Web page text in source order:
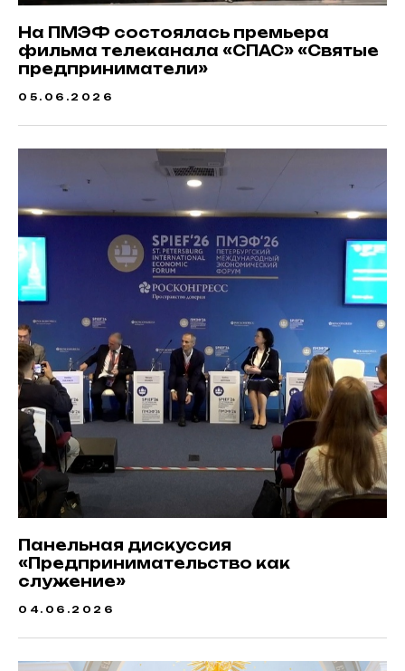
На ПМЭФ состоялась премьера
фильма телеканала «СПАС» «Святые
предприниматели»
05.06.2026
Панельная дискуссия
«Предпринимательство как
служение»
04.06.2026